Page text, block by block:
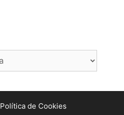
Política de Cookies